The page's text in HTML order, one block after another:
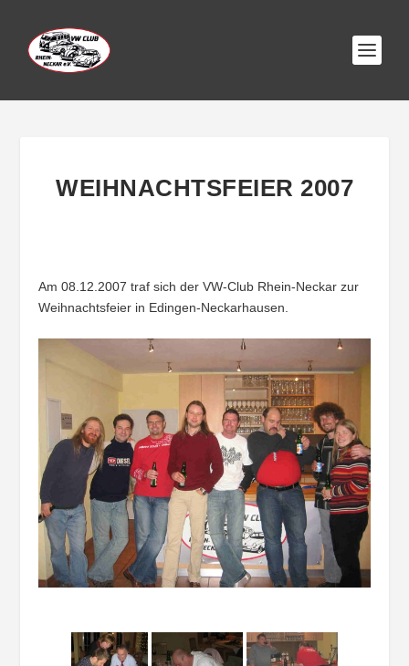
WEIHNACHTSFEIER 2007
Am 08.12.2007 traf sich der VW-Club Rhein-Neckar zur
Weihnachtsfeier in Edingen-Neckarhausen.